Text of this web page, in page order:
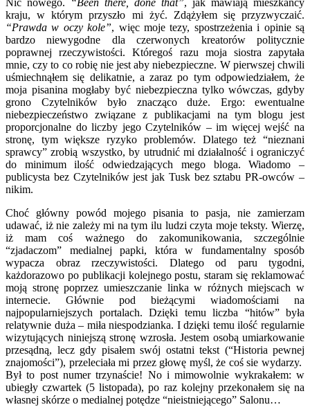
kraju, w którym przyszło mi żyć.
Zdążyłem się przyzwyczaić.
“Prawda w oczy kole”, więc moje tezy, spostrzeżenia i opinie są
bardzo niewygodne dla czerwonych kreatorów politycznie
poprawnej rzeczywistości. Któregoś razu moja siostra zapytała
mnie, czy to co robię nie jest aby niebezpieczne. W pierwszej chwili
uśmiechnąłem się delikatnie, a zaraz po tym odpowiedziałem, że
moja pisanina mogłaby być niebezpieczna tylko wówczas, gdyby
grono Czytelników było znacząco duże. Ergo: ewentualne
niebezpieczeństwo związane z publikacjami na tym blogu jest
proporcjonalne do liczby jego Czytelników – im więcej wejść na
stronę, tym większe ryzyko problemów. Dlatego też “nieznani
sprawcy” zrobią wszystko, by utrudnić mi działalność i ograniczyć
do minimum ilość odwiedzających mego bloga. Wiadomo –
publicysta bez Czytelników jest jak Tusk bez sztabu PR-owców –
nikim.
Choć główny powód mojego pisania to pasja, nie zamierzam
udawać, iż nie zależy mi na tym ilu ludzi czyta moje teksty. Wierzę,
iż mam coś ważnego do zakomunikowania, szczególnie
“zjadaczom” medialnej papki, która w fundamentalny sposób
wypacza obraz rzeczywistości. Dlatego od paru tygodni,
każdorazowo po publikacji kolejnego postu, staram się reklamować
moją stronę poprzez umieszczanie linka w różnych miejscach w
internecie. Głównie pod bieżącymi wiadomościami na
najpopularniejszych portalach. Dzięki temu liczba “hitów” była
relatywnie duża – miła niespodzianka. I dzięki temu ilość regularnie
wizytujących niniejszą stronę wzrosła. Jestem osobą umiarkowanie
przesądną, lecz gdy pisałem swój ostatni tekst (“Historia pewnej
znajomości”), przeleciała mi przez głowę myśl, że coś sie wydarzy.
Był to post numer trzynaście! No i mimowolnie wykrakałem: w
ubiegły czwartek (5 listopada), po raz kolejny przekonałem się na
własnej skórze o medialnej potędze “nieistniejącego” Salonu…